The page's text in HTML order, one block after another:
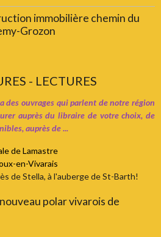
immobilière chemin du
Grozon
- LECTURES
des ouvrages qui parlent de notre région
auprès du libraire de votre choix, de
auprès de ...
de Lamastre
en-Vivarais
de Stella, à l'auberge de St-Barth!
polar vivarois de